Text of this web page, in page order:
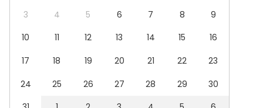
Terassi / Piha
Elämyspalvelu
Ulkotila
Baari
Kattoterassi
3
4 5 6 7 8
9
10
11 12 13 14 15
16
17
18 19 20 21 22
23
24
25 26 27 28 29
30